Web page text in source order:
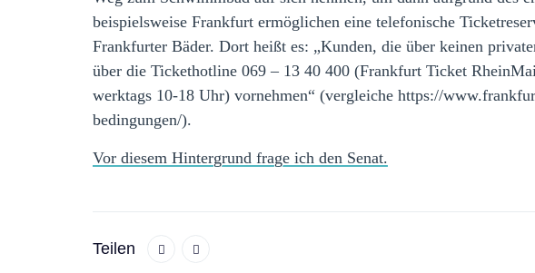
beispielsweise Frankfurt ermöglichen eine telefonische
Frankfurter Bäder. Dort heißt es: „Kunden, die über keinen
über die Tickethotline 069 – 13 40 400 (Frankfurt Ticket
werktags 10-18 Uhr) vornehmen“ (vergleiche https://
bedingungen/).
Vor diesem Hintergrund frage ich den Senat.
Teilen